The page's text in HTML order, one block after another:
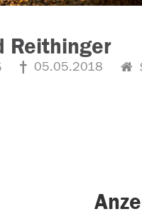
Reithinger
05.05.2018